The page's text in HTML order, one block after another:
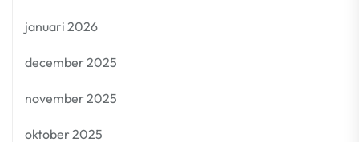
januari 2026
december 2025
november 2025
oktober 2025